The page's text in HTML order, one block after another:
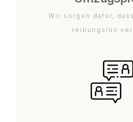
Wir sorgen dafür,
reibungslos